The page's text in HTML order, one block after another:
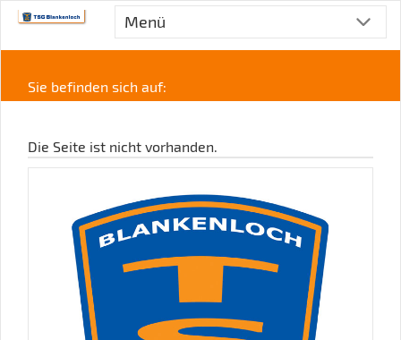
Menü
Sie befinden sich auf:
Die Seite ist nicht vorhanden.